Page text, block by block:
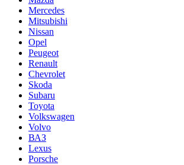
Merсedes
Mitsubishi
Nissan
Opel
Peugeot
Renault
Chevrolet
Skoda
Subaru
Toyota
Volkswagen
Volvo
ВАЗ
Lexus
Porsche